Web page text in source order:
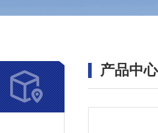
产品中心